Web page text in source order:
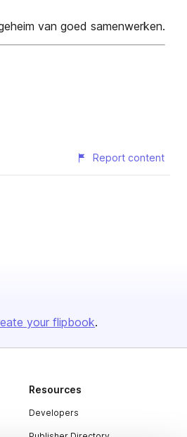
van goed samenwerken.
Report content
your flipbook.
Resources
Developers